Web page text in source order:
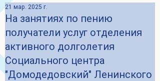
На занятиях по пению
получатели услуг отделения
активного долголетия
Социального центра
"Домодедовский" Ленинского
21 мар. 2025 г.